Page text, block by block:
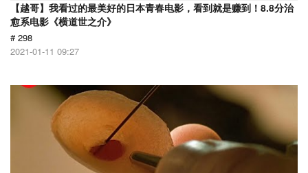
【越哥】我看过的最美好的日本青春电影，看到就是赚到！8.8分治
愈系电影《横道世之介》
# 298
2021-01-11 09:27